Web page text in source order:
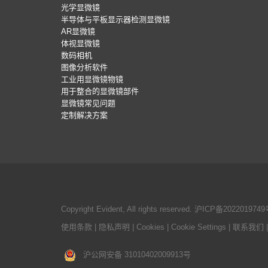
光学显微镜
半导体与平板显示器检测显微镜
AR显微镜
体视显微镜
数码相机
图像分析软件
工业用显微镜物镜
用于整合的显微镜部件
显微镜常见问题
定制解决方案
Copyright Evident, All rights reserved. 沪ICP备2022019749
使用条款 | 隐私声明 | Cookies | Cookie Settings | 联系我们 |
沪公网安备 31010402009913号